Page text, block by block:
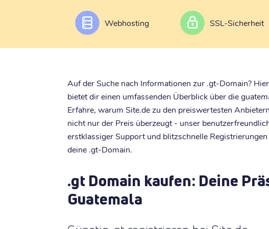
Webhosting SSL-Sicherheit
Auf der Suche nach Informationen zur .gt-Domain?
bietet dir einen umfassenden Überblick über die
Erfahre, warum Site.de zu den preiswertesten
nicht nur der Preis überzeugt - unser
erstklassiger Support und blitzschnelle
deine .gt-Domain.
.gt Domain kaufen: Deine
Guatemala